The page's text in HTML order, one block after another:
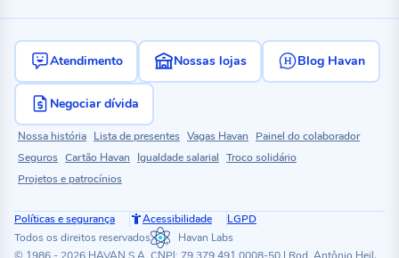
Atendimento Nossas lojas Blog Havan
Negociar dívida
Nossa história Lista de presentes Vagas Havan
Painel do colaborador
Seguros Cartão Havan Igualdade salarial Troco solidário
Projetos e patrocínios
Políticas e segurança Acessibilidade
LGPD
Todos os direitos reservados
Havan Labs